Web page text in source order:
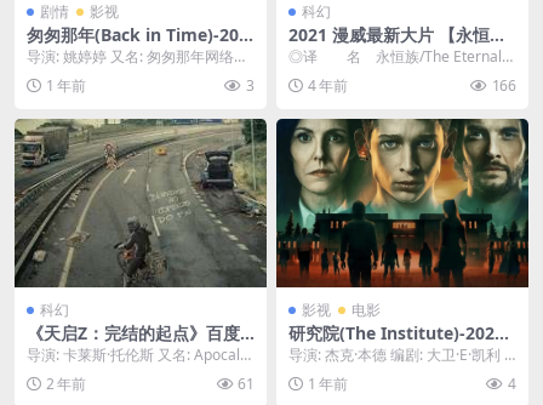
剧情 影视
匆匆那年(Back in Time)-201
4-剧情/爱情-免费下载 📖国产
青春剧的“白月光”！一部关于8
0后青春的怀旧史诗，讲述了
步入社会，长达十余年的情感
纠葛与成长故事📖｜
导演: 姚婷婷 又名: 匆匆那年网络剧
/ Back in Time 资源下载：...
1 年前 3
科幻
2021 漫威最新大片 【永恒
族】
◎译 名 永恒族/The Eternals/
永恒神族 ◎片 名 Eterna...
4 年前 166
科幻
《天启Z：完结的起点》百度
云网盘下载.阿里云盘.西班牙
语中字.(2024)
导演: 卡莱斯·托伦斯 又名: Apocaly
pse Z: The Beginn...
2 年前 61
影视 电影
研究院(The Institute)-2025-
科幻/惊悚-免费下载 🧪一个秘
密的研究院，正在进行着关于
人类潜能的禁忌实验，当实验
导演: 杰克·本德 编剧: 大卫·E·凯利 /
斯蒂芬·金 资源下载：研究院下载...
1 年前 4